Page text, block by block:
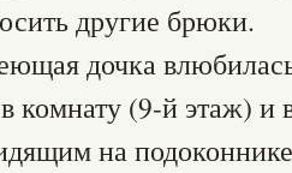
другие брюки.
дочка
комнату (9-й этаж) и
на